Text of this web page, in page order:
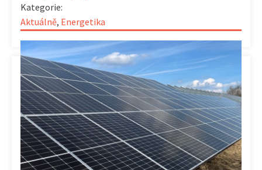
Kategorie:
Aktuálně, Energetika